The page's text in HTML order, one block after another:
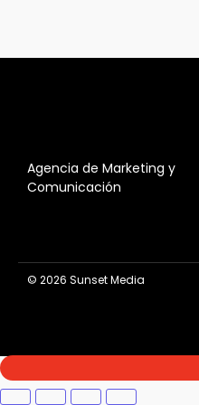
Agencia de Marketing y
Comunicación
© 2026 Sunset Media